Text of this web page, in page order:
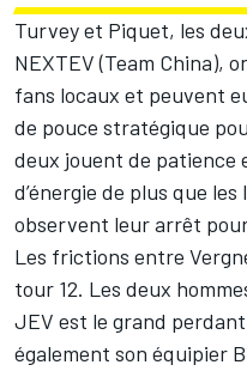
Turvey et Piquet, les
NEXTEV (Team China),
fans locaux et peuvent
de pouce stratégique
deux jouent de patience
d’énergie de plus que
observent leur arrêt
Les frictions entre
tour 12. Les deux
JEV est le grand
également son équipier